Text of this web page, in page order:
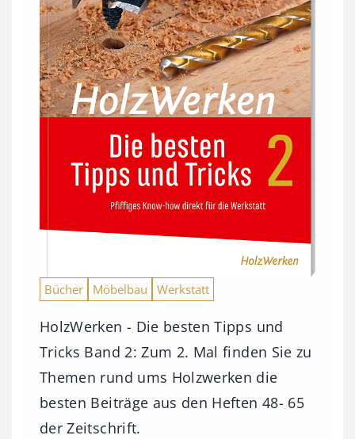
Bücher Möbelbau Werkstatt
HolzWerken - Die besten Tipps und
Tricks Band 2: Zum 2. Mal finden Sie zu
Themen rund ums Holzwerken die
besten Beiträge aus den Heften 48- 65
der Zeitschrift.